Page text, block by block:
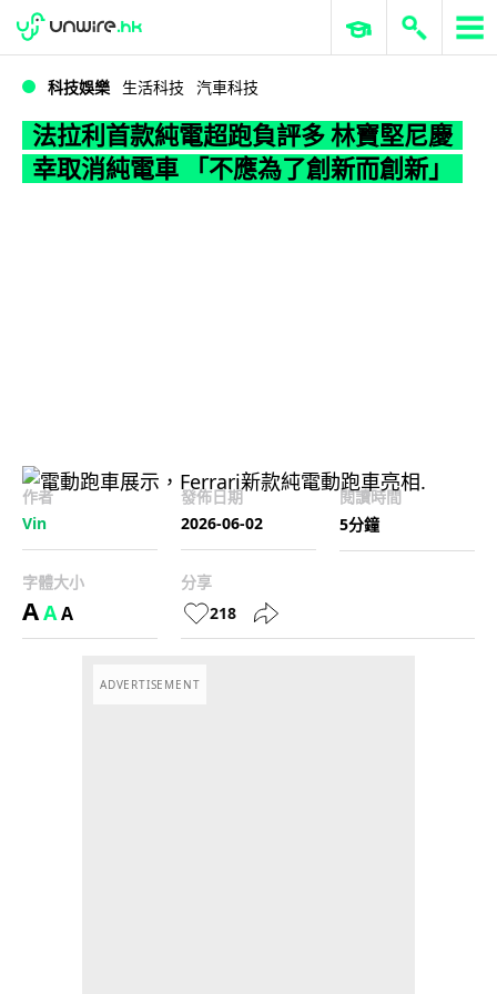
WWDC 2026 ERP 與商業 AI
科技娛樂 生活科技 汽車科技
法拉利首款純電超跑負評多 林寶堅尼慶
幸取消純電車 「不應為了創新而創新」
作者
Vin
發佈日期
2026-06-02
閱讀時間
5分鐘
字體大小
AAA
分享
218
ADVERTISEMENT